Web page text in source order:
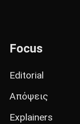
Focus
Editorial
Απόψεις
Explainers